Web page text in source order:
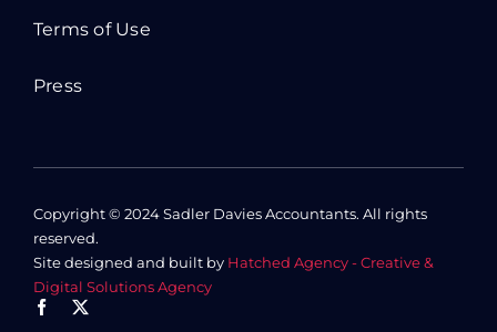
Terms of Use
Press
Copyright © 2024 Sadler Davies Accountants. All rights
reserved.
Site designed and built by Hatched Agency - Creative &
Digital Solutions Agency